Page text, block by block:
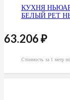
КУХНЯ
БЕЛЫЙ PET
63.206₽
Стоимость за 1 метр